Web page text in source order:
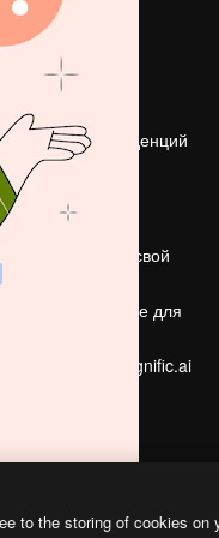
Цены
О нас
Reviews
Поиск тенденций
Блог
Slidesgo
Продайте свой
Помещение для
Ищете magnific.ai
to the storing of cookies